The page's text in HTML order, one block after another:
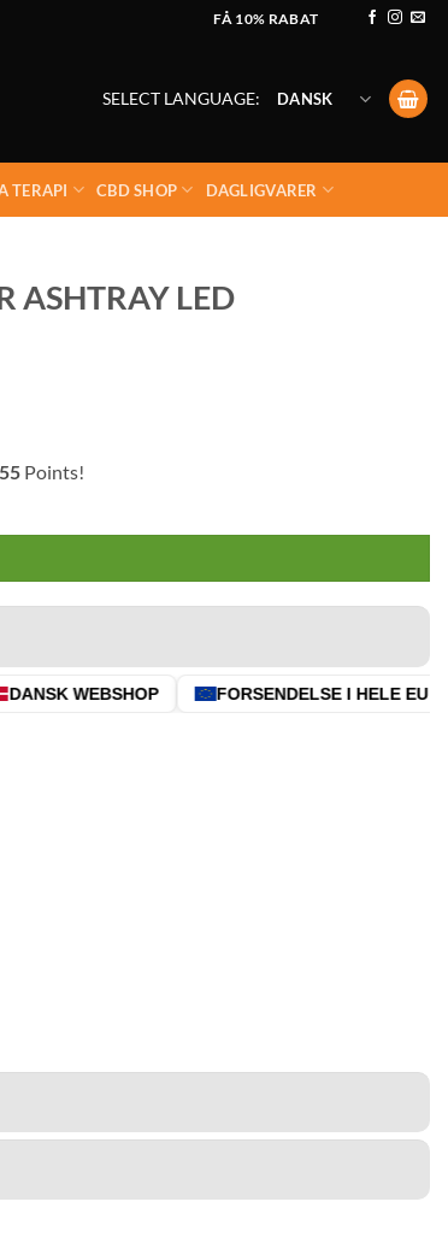
FÅ 10% RABAT
SELECT LANGUAGE: DANSK
TERAPI CBD SHOP DAGLIGVARER
ASHTRAY LED
55Points!
WEBSHOP FORSENDELSE I HELE EU